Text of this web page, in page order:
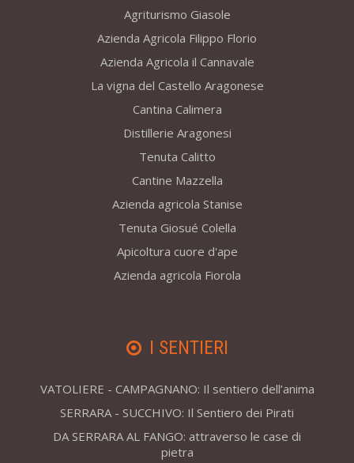
Agriturismo Giasole
Azienda Agricola Filippo Florio
Azienda Agricola il Cannavale
La vigna del Castello Aragonese
Cantina Calimera
Distillerie Aragonesi
Tenuta Calitto
Cantine Mazzella
Azienda agricola Stanise
Tenuta Giosué Colella
Apicoltura cuore d'ape
Azienda agricola Fiorola
I SENTIERI
VATOLIERE - CAMPAGNANO: Il sentiero dell’anima
SERRARA - SUCCHIVO: Il Sentiero dei Pirati
DA SERRARA AL FANGO: attraverso le case di
pietra